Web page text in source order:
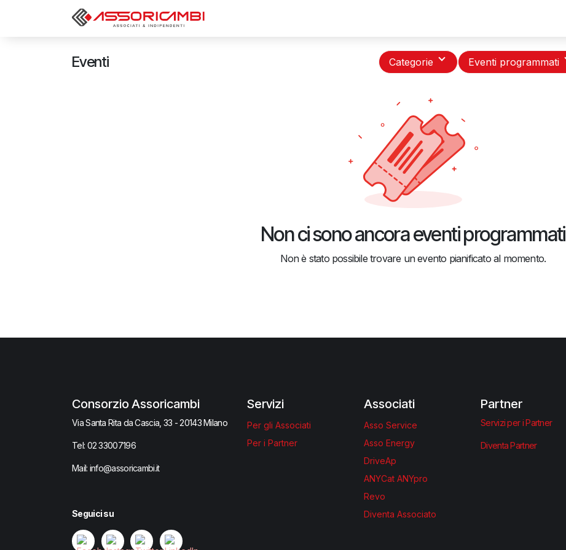
Passa al contenuto
Eventi Categorie Eventi programmati
Non ci sono ancora eventi programmati
Non è stato possibile trovare un evento pianificato al momento.
Consorzio Assoricambi
Via Santa Rita da Cascia, 33 - 20143 Milano
Tel: 02 33007​196
Mail: info@assoricambi.it
Seguici su
Servizi
Per gli Associati
Per i Partner
Associati
Asso Service
Asso Energy
DriveAp
ANYCat ANYpro
Revo
Diventa Associato
Partner
Servizi per i Partner
Diventa Partner